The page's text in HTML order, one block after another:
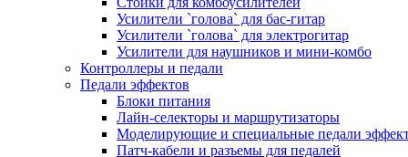
Усилители `голова` для бас-гитар
Усилители `голова` для электрогитар
Усилители для наушников и мини-комбо
Контроллеры и педали
Педали эффектов
Блоки питания
Лайн-селекторы и маршрутизаторы
Моделирующие и специальные педали
Патч-кабели и разъемы для педалей